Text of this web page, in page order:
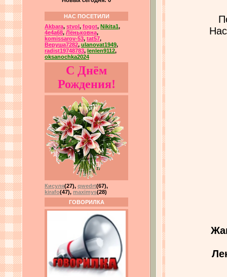
НАС ПОСЕТИЛИ
Akbara, stvol , fogot, Nikita1,
4e4a68, Лёньковна,
komissarov-53, tat57,
Веруша7282, ulanovat1949,
radist19748783, lenlen9112,
oksanochka2024
С Днём
Рождения!
Кисуля(27), qwedrt(67),
kirafo(47), maximys(28)
ГОВОРИЛКА